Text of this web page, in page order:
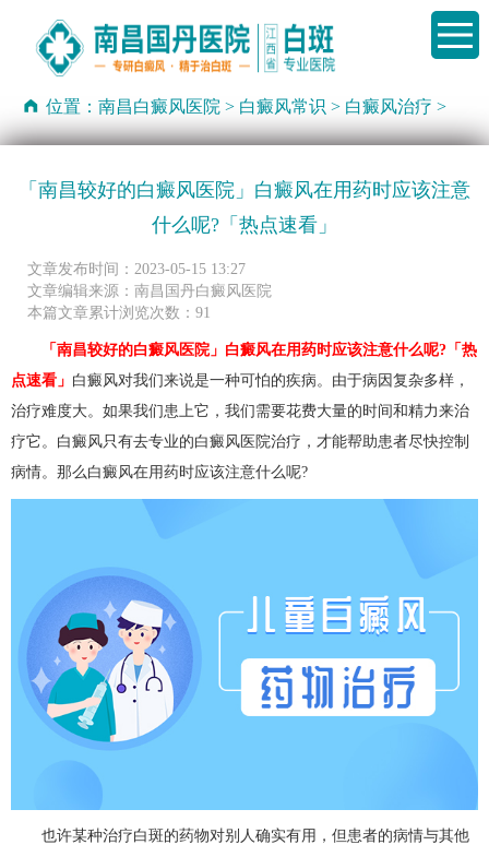
位置：南昌白癜风医院 > 白癜风常识 > 白癜风治疗 >
「南昌较好的白癜风医院」白癜风在用药时应该注意
什么呢?「热点速看」
文章发布时间：2023-05-15 13:27
文章编辑来源：南昌国丹白癜风医院
本篇文章累计浏览次数：91
「南昌较好的白癜风医院」白癜风在用药时应该注意什么呢?「热
点速看」 白癜风对我们来说是一种可怕的疾病。由于病因复杂多样，
治疗难度大。如果我们患上它，我们需要花费大量的时间和精力来治
疗它。白癜风只有去专业的白癜风医院治疗，才能帮助患者尽快控制
病情。那么白癜风在用药时应该注意什么呢?
也许某种治疗白斑的药物对别人确实有用，但患者的病情与其他